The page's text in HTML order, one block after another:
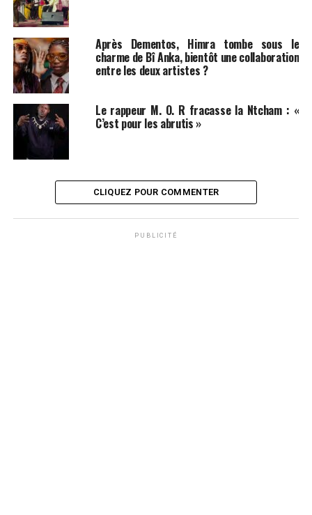
Après Dementos, Himra tombe sous le
charme de Bî Anka, bientôt une collaboration
entre les deux artistes ?
Le rappeur M. O. R fracasse la Ntcham : «
C’est pour les abrutis »
CLIQUEZ POUR COMMENTER
PUBLICITÉ